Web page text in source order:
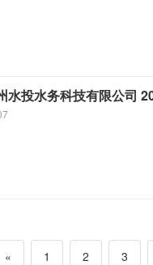
水投水务科技有限公司
« 1 2 3